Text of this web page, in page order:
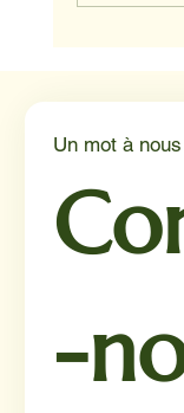
Un mot à
-